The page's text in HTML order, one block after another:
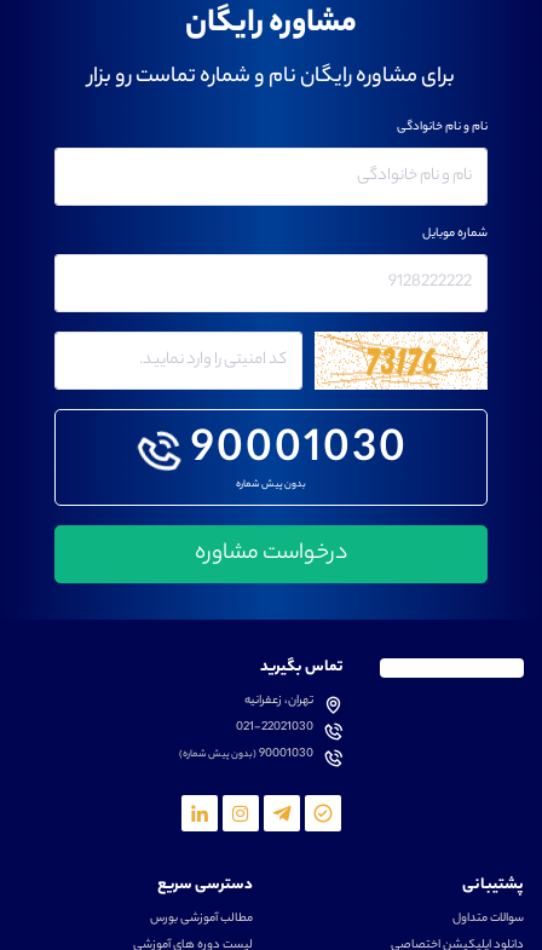
مشاوره رایگان
برای مشاوره رایگان نام و شماره تماست رو بزار
90001030
بدون پیش شماره
نام و نام خانوادگی
شماره موبایل
تماس بگیرید
تهران، زعفرانیه
021-22021030
90001030(بدون پیش شماره)
پشتیبانی
سوالات متداول
دسترسی سریع
مطالب آموزشی بورس